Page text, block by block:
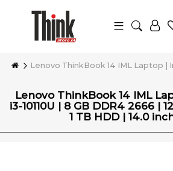
Lenovo ThinkBook 14 IML Laptop |
Lenovo ThinkBook 14 IML
i3-10110U | 8 GB DDR4 2666 |
1 TB HDD | 14.0